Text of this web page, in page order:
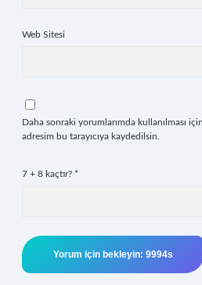
Web Sitesi
Daha sonraki yorumlarımda kullanılması
adresim bu tarayıcıya kaydedilsin.
7 + 8 kaçtır? *